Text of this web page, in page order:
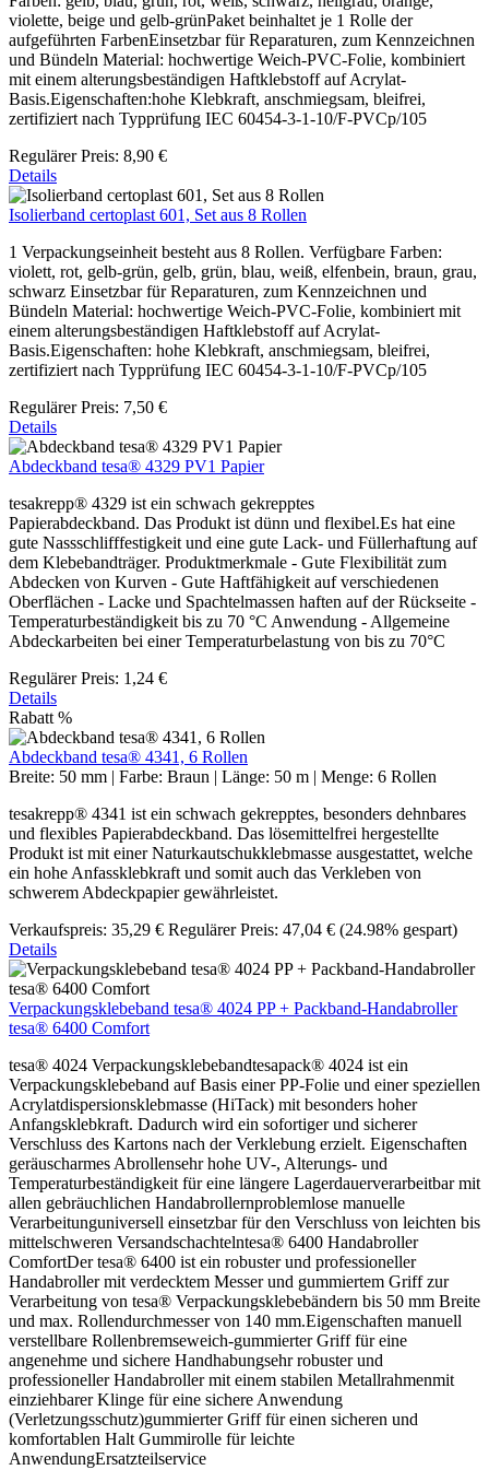
violette, beige und gelb-grünPaket beinhaltet je 1 Rolle der
aufgeführten FarbenEinsetzbar für Reparaturen, zum Kennzeichnen
und Bündeln Material: hochwertige Weich-PVC-Folie, kombiniert
mit einem alterungsbeständigen Haftklebstoff auf Acrylat-
Basis.Eigenschaften:hohe Klebkraft, anschmiegsam, bleifrei,
zertifiziert nach Typprüfung IEC 60454-3-1-10/F-PVCp/105
Regulärer Preis: 8,90 €
Details
Isolierband certoplast 601, Set aus 8 Rollen
1 Verpackungseinheit besteht aus 8 Rollen. Verfügbare Farben:
violett, rot, gelb-grün, gelb, grün, blau, weiß, elfenbein, braun, grau,
schwarz Einsetzbar für Reparaturen, zum Kennzeichnen und
Bündeln Material: hochwertige Weich-PVC-Folie, kombiniert mit
einem alterungsbeständigen Haftklebstoff auf Acrylat-
Basis.Eigenschaften: hohe Klebkraft, anschmiegsam, bleifrei,
zertifiziert nach Typprüfung IEC 60454-3-1-10/F-PVCp/105
Regulärer Preis: 7,50 €
Details
Abdeckband tesa® 4329 PV1 Papier
tesakrepp® 4329 ist ein schwach gekrepptes
Papierabdeckband. Das Produkt ist dünn und flexibel.Es hat eine
gute Nassschlifffestigkeit und eine gute Lack- und Füllerhaftung auf
dem Klebebandträger. Produktmerkmale - Gute Flexibilität zum
Abdecken von Kurven - Gute Haftfähigkeit auf verschiedenen
Oberflächen - Lacke und Spachtelmassen haften auf der Rückseite -
Temperaturbeständigkeit bis zu 70 °C Anwendung - Allgemeine
Abdeckarbeiten bei einer Temperaturbelastung von bis zu 70°C
Regulärer Preis: 1,24 €
Details
Rabatt %
Abdeckband tesa® 4341, 6 Rollen
Breite: 50 mm | Farbe: Braun | Länge: 50 m | Menge: 6 Rollen
tesakrepp® 4341 ist ein schwach gekrepptes, besonders dehnbares
und flexibles Papierabdeckband. Das lösemittelfrei hergestellte
Produkt ist mit einer Naturkautschukklebmasse ausgestattet, welche
ein hohe Anfassklebkraft und somit auch das Verkleben von
schwerem Abdeckpapier gewährleistet.
Verkaufspreis: 35,29 € Regulärer Preis: 47,04 € (24.98% gespart)
Details
Verpackungsklebeband tesa® 4024 PP + Packband-Handabroller
tesa® 6400 Comfort
tesa® 4024 Verpackungsklebebandtesapack® 4024 ist ein
Verpackungsklebeband auf Basis einer PP-Folie und einer speziellen
Acrylatdispersionsklebmasse (HiTack) mit besonders hoher
Anfangsklebkraft. Dadurch wird ein sofortiger und sicherer
Verschluss des Kartons nach der Verklebung erzielt. Eigenschaften
geräuscharmes Abrollensehr hohe UV-, Alterungs- und
Temperaturbeständigkeit für eine längere Lagerdauerverarbeitbar mit
allen gebräuchlichen Handabrollernproblemlose manuelle
Verarbeitunguniversell einsetzbar für den Verschluss von leichten bis
mittelschweren Versandschachtelntesa® 6400 Handabroller
ComfortDer tesa® 6400 ist ein robuster und professioneller
Handabroller mit verdecktem Messer und gummiertem Griff zur
Verarbeitung von tesa® Verpackungsklebebändern bis 50 mm Breite
und max. Rollendurchmesser von 140 mm.Eigenschaften manuell
verstellbare Rollenbremseweich-gummierter Griff für eine
angenehme und sichere Handhabungsehr robuster und
professioneller Handabroller mit einem stabilen Metallrahmenmit
einziehbarer Klinge für eine sichere Anwendung
(Verletzungsschutz)gummierter Griff für einen sicheren und
komfortablen Halt Gummirolle für leichte
AnwendungErsatzteilservice